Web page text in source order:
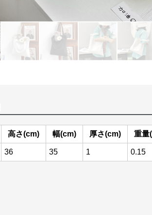
高さ(cm) 幅(cm) 厚さ(cm) 重量
36 35 1 0.15